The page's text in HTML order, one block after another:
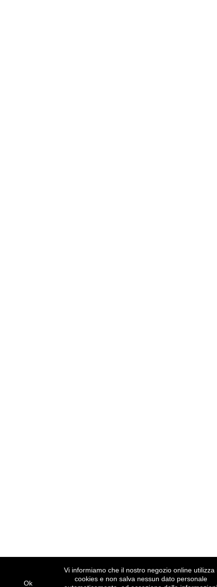
Ok
Vi informiamo che il nostro negozio online utilizza
cookies e non salva nessun dato personale